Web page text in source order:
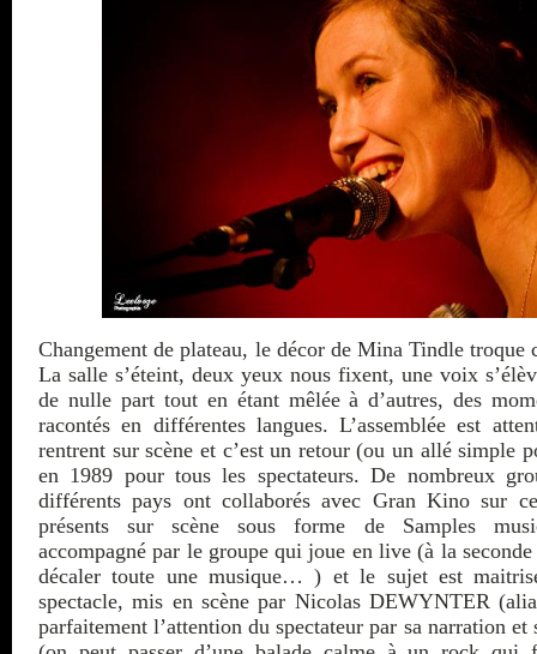
Changement de plateau, le décor de Mina Tindle
La salle s’éteint, deux yeux nous fixent, une voix
de nulle part tout en étant mêlée à d’autres, des
racontés en différentes langues. L’assemblée est
rentrent sur scène et c’est un retour (ou un allé simple
en 1989 pour tous les spectateurs. De nombreux
différents pays ont collaborés avec Gran Kino sur
présents sur scène sous forme de Samples
accompagné par le groupe qui joue en live (à la seconde
décaler toute une musique… ) et le sujet est
spectacle, mis en scène par Nicolas DEWYNTER
parfaitement l’attention du spectateur par sa narration